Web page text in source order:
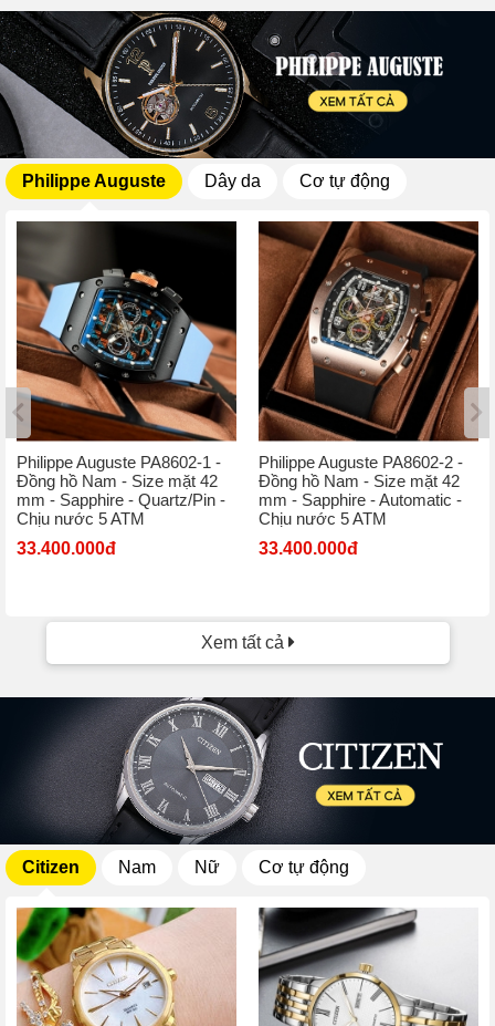
Philippe Auguste Dây da Cơ tự động
Philippe Auguste PA8602-1 -
Đồng hồ Nam - Size mặt 42
mm - Sapphire - Quartz/Pin -
Chịu nước 5 ATM
33.400.000đ
Philippe Auguste PA8602-2 -
Đồng hồ Nam - Size mặt 42
mm - Sapphire - Automatic -
Chịu nước 5 ATM
33.400.000đ
Xem tất cả
Citizen Nam Nữ Cơ tự động